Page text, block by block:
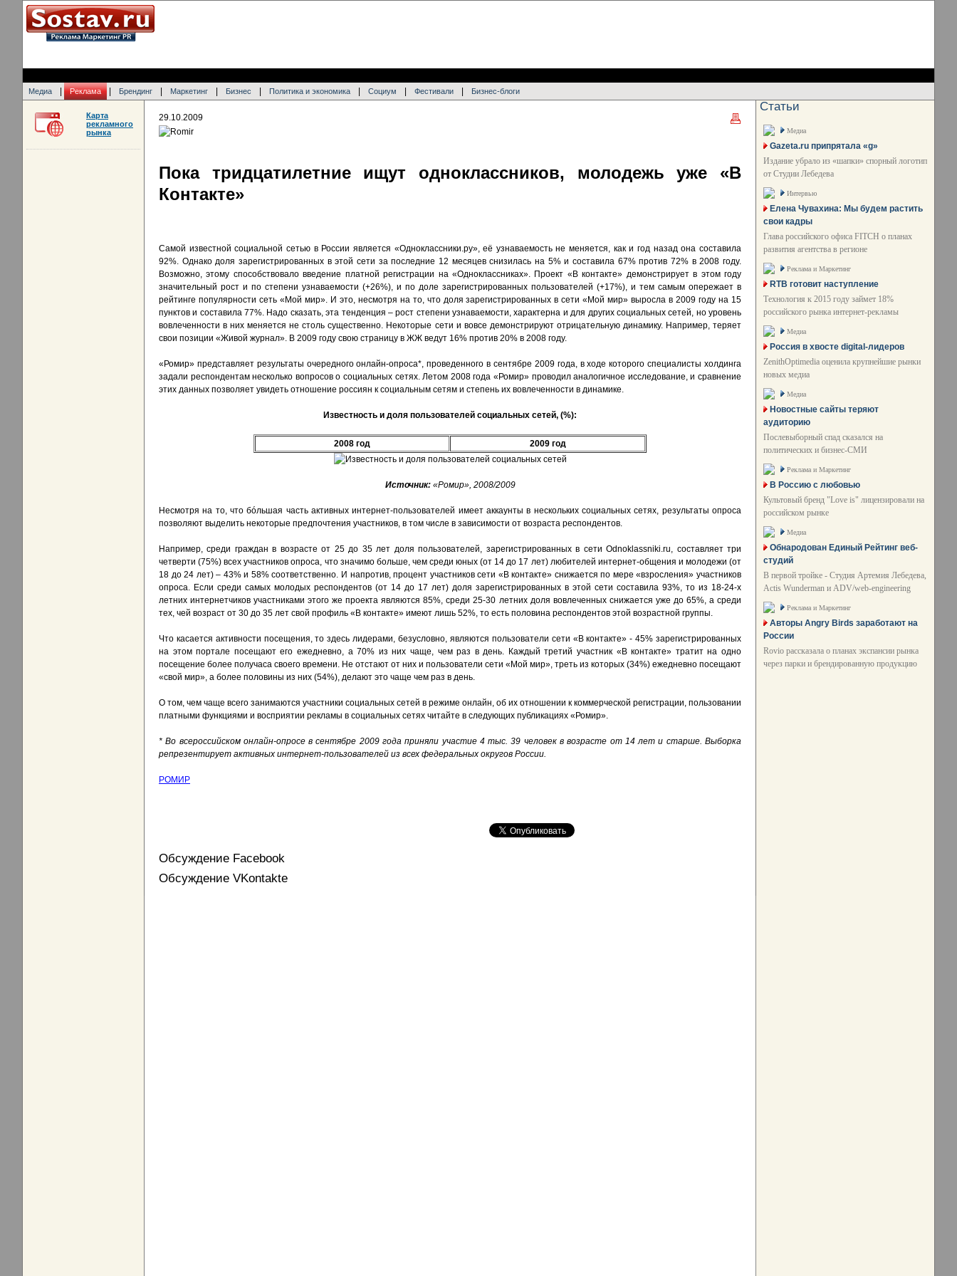
Медиа Реклама Брендинг Маркетинг Бизнес Политика и экономика Социум Фестивали Бизнес-блоги
29.10.2009
Пока тридцатилетние ищут одноклассников, молодежь уже «В
Контакте»
Самой известной социальной сетью в России является «Одноклассники.ру», её узнаваемость не меняется, как и год назад она составила
92%. Однако доля зарегистрированных в этой сети за последние 12 месяцев снизилась на 5% и составила 67% против 72% в 2008 году.
Возможно, этому способствовало введение платной регистрации на «Одноклассниках». Проект «В контакте» демонстрирует в этом году
значительный рост и по степени узнаваемости (+26%), и по доле зарегистрированных пользователей (+17%), и тем самым опережает в
рейтинге популярности сеть «Мой мир». И это, несмотря на то, что доля зарегистрированных в сети «Мой мир» выросла в 2009 году на 15
пунктов и составила 77%. Надо сказать, эта тенденция – рост степени узнаваемости, характерна и для других социальных сетей, но уровень
вовлеченности в них меняется не столь существенно. Некоторые сети и вовсе демонстрируют отрицательную динамику. Например, теряет
свои позиции «Живой журнал». В 2009 году свою страницу в ЖЖ ведут 16% против 20% в 2008 году.
«Ромир» представляет результаты очередного онлайн-опроса*, проведенного в сентябре 2009 года, в ходе которого специалисты холдинга
задали респондентам несколько вопросов о социальных сетях. Летом 2008 года «Ромир» проводил аналогичное исследование, и сравнение
этих данных позволяет увидеть отношение россиян к социальным сетям и степень их вовлеченности в динамике.
Известность и доля пользователей социальных сетей, (%):
2008 год 2009 год
Источник:«Ромир», 2008/2009
Несмотря на то, что бóльшая часть активных интернет-пользователей имеет аккаунты в нескольких социальных сетях, результаты опроса
позволяют выделить некоторые предпочтения участников, в том числе в зависимости от возраста респондентов.
Например, среди граждан в возрасте от 25 до 35 лет доля пользователей, зарегистрированных в сети Odnoklassniki.ru, составляет три
четверти (75%) всех участников опроса, что значимо больше, чем среди юных (от 14 до 17 лет) любителей интернет-общения и молодежи (от
18 до 24 лет) – 43% и 58% соответственно. И напротив, процент участников сети «В контакте» снижается по мере «взросления» участников
опроса. Если среди самых молодых респондентов (от 14 до 17 лет) доля зарегистрированных в этой сети составила 93%, то из 18-24-х
летних интернетчиков участниками этого же проекта являются 85%, среди 25-30 летних доля вовлеченных снижается уже до 65%, а среди
тех, чей возраст от 30 до 35 лет свой профиль «В контакте» имеют лишь 52%, то есть половина респондентов этой возрастной группы.
Что касается активности посещения, то здесь лидерами, безусловно, являются пользователи сети «В контакте» - 45% зарегистрированных
на этом портале посещают его ежедневно, а 70% из них чаще, чем раз в день. Каждый третий участник «В контакте» тратит на одно
посещение более получаса своего времени. Не отстают от них и пользователи сети «Мой мир», треть из которых (34%) ежедневно посещают
«свой мир», а более половины из них (54%), делают это чаще чем раз в день.
О том, чем чаще всего занимаются участники социальных сетей в режиме онлайн, об их отношении к коммерческой регистрации, пользовании
платными функциями и восприятии рекламы в социальных сетях читайте в следующих публикациях «Ромир».
* Во всероссийском онлайн-опросе в сентябре 2009 года приняли участие 4 тыс. 39 человек в возрасте от 14 лет и старше. Выборка
репрезентирует активных интернет-пользователей из всех федеральных округов России.
РОМИР
Обсуждение Facebook
Обсуждение VKontakte
Карта
рекламного
рынка
Статьи
Медиа
Gazeta.ru припрятала «g»
Издание убрало из «шапки» спорный логотип
от Студии Лебедева
Интервью
Елена Чувахина: Мы будем растить
свои кадры
Глава российского офиса FITCH о планах
развития агентства в регионе
Реклама и Маркетинг
RTB готовит наступление
Технология к 2015 году займет 18%
российского рынка интернет-рекламы
Медиа
Россия в хвосте digital-лидеров
ZenithOptimedia оценила крупнейшие рынки
новых медиа
Медиа
Новостные сайты теряют
аудиторию
Послевыборный спад сказался на
политических и бизнес-СМИ
Реклама и Маркетинг
В Россию с любовью
Культовый бренд "Love is" лицензировали на
российском рынке
Медиа
Обнародован Единый Рейтинг веб-
студий
В первой тройке - Студия Артемия Лебедева,
Actis Wunderman и ADV/web-engineering
Реклама и Маркетинг
Авторы Angry Birds заработают на
России
Rovio рассказала о планах экспансии рынка
через парки и брендированную продукцию